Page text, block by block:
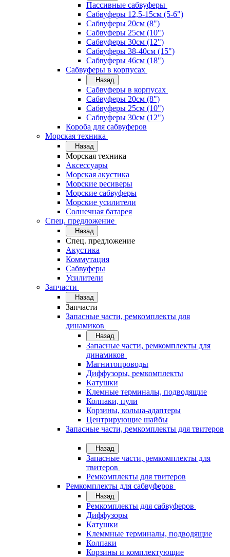
Пассивные сабвуферы
Сабвуферы 12,5-15см (5-6")
Сабвуферы 20см (8")
Сабвуферы 25см (10")
Сабвуферы 30см (12")
Сабвуферы 38-40см (15")
Сабвуферы 46см (18")
Сабвуферы в корпусах
Назад
Сабвуферы в корпусах
Сабвуферы 20см (8")
Сабвуферы 25см (10")
Сабвуферы 30см (12")
Короба для сабвуферов
Морская техника
Назад
Морская техника
Аксессуары
Морская акустика
Морские ресиверы
Морские сабвуферы
Морские усилители
Солнечная батарея
Спец. предложение
Назад
Спец. предложение
Акустика
Коммутация
Сабвуферы
Усилители
Запчасти
Назад
Запчасти
Запасные части, ремкомплекты для
динамиков
Назад
Запасные части, ремкомплекты для
динамиков
Магнитопроводы
Диффузоры, ремкомплекты
Катушки
Клемные терминалы, подводящие
Колпаки, пули
Корзины, кольца-адаптеры
Центрирующие шайбы
Запасные части, ремкомплекты для твитеров
Назад
Запасные части, ремкомплекты для
твитеров
Ремкомплекты для твитеров
Ремкомплекты для сабвуферов
Назад
Ремкомплекты для сабвуферов
Диффузоры
Катушки
Клеммные терминалы, подводящие
Колпаки
Корзины и комплектующие